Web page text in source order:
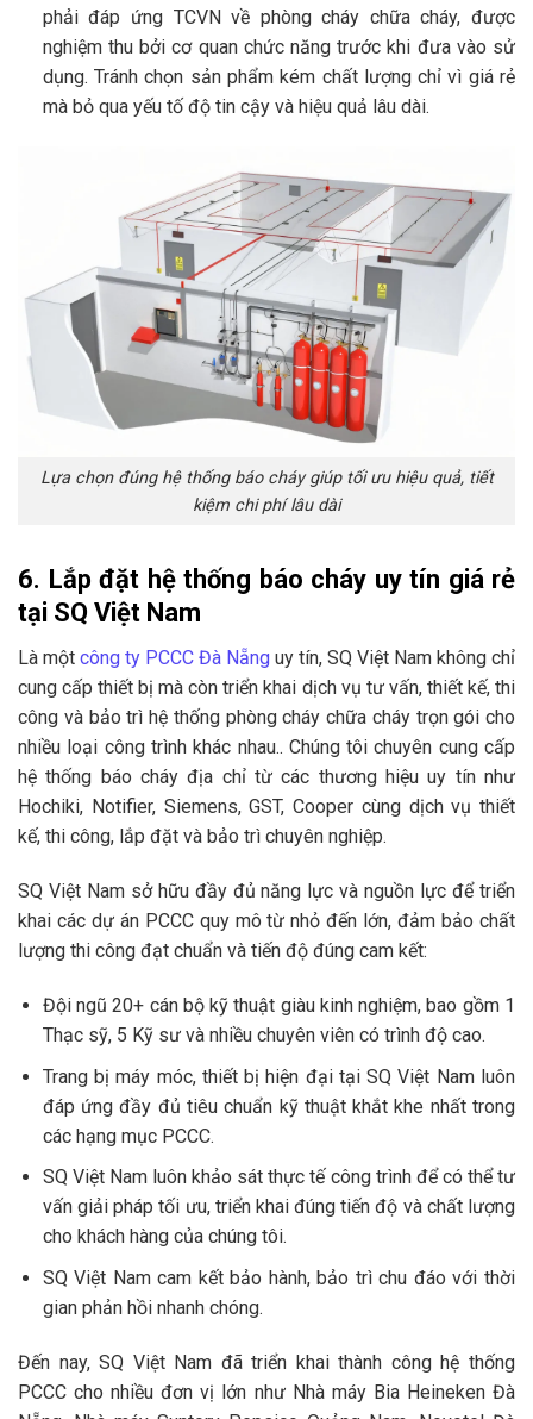
phải đáp ứng TCVN về phòng cháy chữa cháy, được
nghiệm thu bởi cơ quan chức năng trước khi đưa vào sử
dụng. Tránh chọn sản phẩm kém chất lượng chỉ vì giá rẻ
mà bỏ qua yếu tố độ tin cậy và hiệu quả lâu dài.
Lựa chọn đúng hệ thống báo cháy giúp tối ưu hiệu quả, tiết
kiệm chi phí lâu dài
6. Lắp đặt hệ thống báo cháy uy tín giá rẻ
tại SQ Việt Nam
Là một công ty PCCC Đà Nẵng uy tín, SQ Việt Nam không chỉ
cung cấp thiết bị mà còn triển khai dịch vụ tư vấn, thiết kế, thi
công và bảo trì hệ thống phòng cháy chữa cháy trọn gói cho
nhiều loại công trình khác nhau.. Chúng tôi chuyên cung cấp
hệ thống báo cháy địa chỉ từ các thương hiệu uy tín như
Hochiki, Notifier, Siemens, GST, Cooper cùng dịch vụ thiết
kế, thi công, lắp đặt và bảo trì chuyên nghiệp.
SQ Việt Nam sở hữu đầy đủ năng lực và nguồn lực để triển
khai các dự án PCCC quy mô từ nhỏ đến lớn, đảm bảo chất
lượng thi công đạt chuẩn và tiến độ đúng cam kết:
Đội ngũ 20+ cán bộ kỹ thuật giàu kinh nghiệm, bao gồm 1
Thạc sỹ, 5 Kỹ sư và nhiều chuyên viên có trình độ cao.
Trang bị máy móc, thiết bị hiện đại tại SQ Việt Nam luôn
đáp ứng đầy đủ tiêu chuẩn kỹ thuật khắt khe nhất trong
các hạng mục PCCC.
SQ Việt Nam luôn khảo sát thực tế công trình để có thể tư
vấn giải pháp tối ưu, triển khai đúng tiến độ và chất lượng
cho khách hàng của chúng tôi.
SQ Việt Nam cam kết bảo hành, bảo trì chu đáo với thời
gian phản hồi nhanh chóng.
Đến nay, SQ Việt Nam đã triển khai thành công hệ thống
PCCC cho nhiều đơn vị lớn như Nhà máy Bia Heineken Đà